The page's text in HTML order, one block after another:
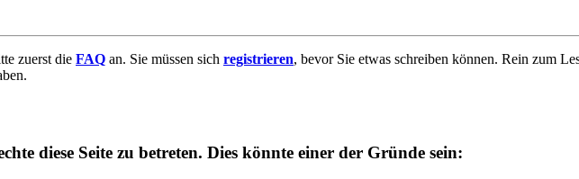
zuerst die FAQ an. Sie müssen sich registrieren, bevor Sie etwas schreiben können. Rein zum
diese Seite zu betreten. Dies könnte einer der Gründe sein: